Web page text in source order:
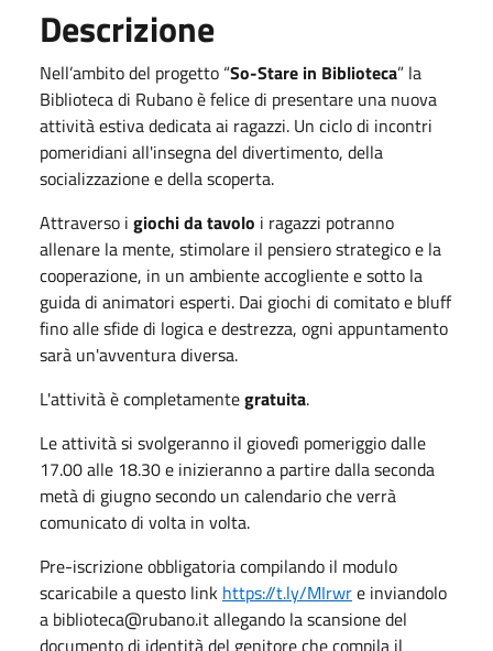
Descrizione
Nell’ambito del progetto “So-Stare in Biblioteca” la
Biblioteca di Rubano è felice di presentare una nuova
attività estiva dedicata ai ragazzi. Un ciclo di incontri
pomeridiani all'insegna del divertimento, della
socializzazione e della scoperta.
Attraverso i giochi da tavolo i ragazzi potranno
allenare la mente, stimolare il pensiero strategico e la
cooperazione, in un ambiente accogliente e sotto la
guida di animatori esperti. Dai giochi di comitato e bluff
fino alle sfide di logica e destrezza, ogni appuntamento
sarà un'avventura diversa.
L'attività è completamentegratuita.
Le attività si svolgeranno il giovedì pomeriggio dalle
17.00 alle 18.30 e inizieranno a partire dalla seconda
metà di giugno secondo un calendario che verrà
comunicato di volta in volta.
Pre-iscrizione obbligatoria compilando il modulo
scaricabile a questo link https://t.ly/MIrwre inviandolo
a biblioteca@rubano.it allegando la scansione del
documento di identità del genitore che compila il